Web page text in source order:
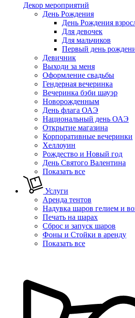
Декор мероприятий
День Рождения
День Рождения
Для девочек
Для мальчиков
Первый день
Девичник
Выходи за меня
Оформление свадьбы
Гендерная вечеринка
Вечеринка бэби шауэр
Новорожденным
День флага ОАЭ
Национальный день ОАЭ
Открытие магазина
Корпоративные вечеринки
Хеллоуин
Рождество и Новый год
День Святого Валентина
Показать все
Услуги
Аренда тентов
Надувка шаров гелием и
Печать на шарах
Сброс и запуск шаров
Фоны и Стойки в аренду
Показать все